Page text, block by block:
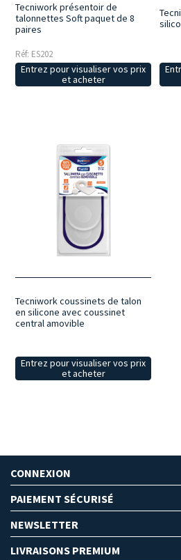
Tecniwork présentoir de
talonnettes Soft paquet de 8
paires
Réf: ES202
Entrez pour visualiser vos prix
et acheter
Tecniwork coussinets de talon
en silicone avec coussinet
central amovible
Entrez pour visualiser vos prix
et acheter
CONNEXION
PAIEMENT SÉCURISÉ
NEWSLETTER
LIVRAISONS PREMIUM